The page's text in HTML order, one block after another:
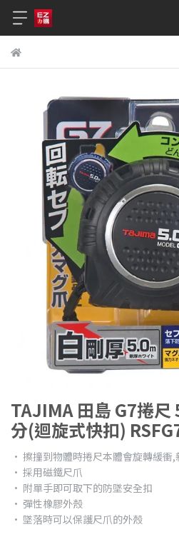
TAJIMA 田島 G7捲
分(迴旋式快扣)
• 擦撞到物體時捲尺本體會旋轉緩衝,
• 採用磁鐵尺爪
• 附單手即可取下的防墜安全扣
• 彈性橡膠外殼
• 墜落時可以保護尺爪的外殼